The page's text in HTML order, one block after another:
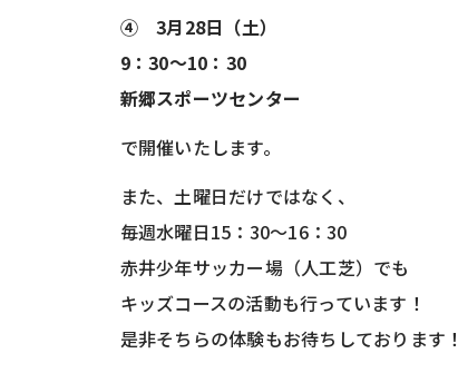
④ 3月28日（土）
9：30～10：30
新郷スポーツセンター
で開催いたします。
また、土曜日だけではなく、
毎週水曜日15：30～16：30
赤井少年サッカー場（人工芝）でも
キッズコースの活動も行っています！
是非そちらの体験もお待ちしております！